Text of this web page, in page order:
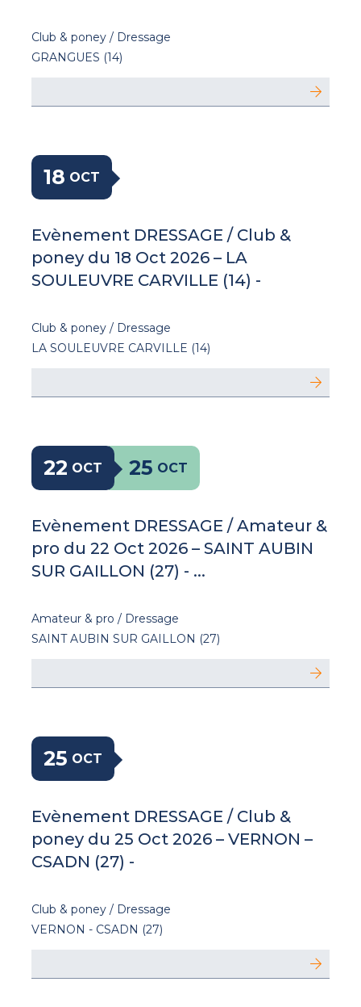
Club & poney / Dressage
GRANGUES (14)
18 OCT
Evènement DRESSAGE / Club &
poney du 18 Oct 2026 – LA
SOULEUVRE CARVILLE (14) -
Club & poney / Dressage
LA SOULEUVRE CARVILLE (14)
22 OCT 25 OCT
Evènement DRESSAGE / Amateur &
pro du 22 Oct 2026 – SAINT AUBIN
SUR GAILLON (27) - ...
Amateur & pro / Dressage
SAINT AUBIN SUR GAILLON (27)
25 OCT
Evènement DRESSAGE / Club &
poney du 25 Oct 2026 – VERNON –
CSADN (27) -
Club & poney / Dressage
VERNON - CSADN (27)